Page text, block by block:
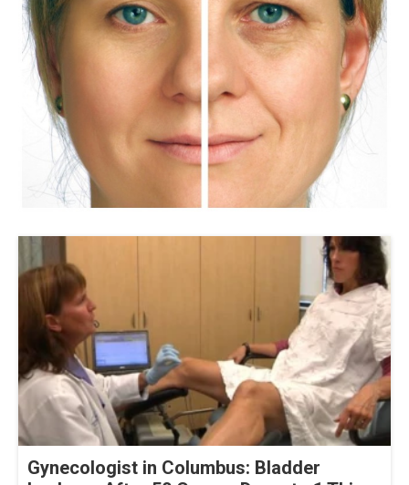
Gynecologist in Columbus: Bladder